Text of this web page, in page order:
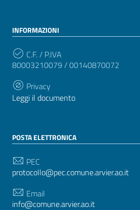
INFORMAZIONI
C.F. / P.IVA
80003210079 / 00140870072
Privacy
Leggi il documento
POSTA ELETTRONICA
PEC
protocollo@pec.comune.arvier.ao.it
Email
info@comune.arvier.ao.it